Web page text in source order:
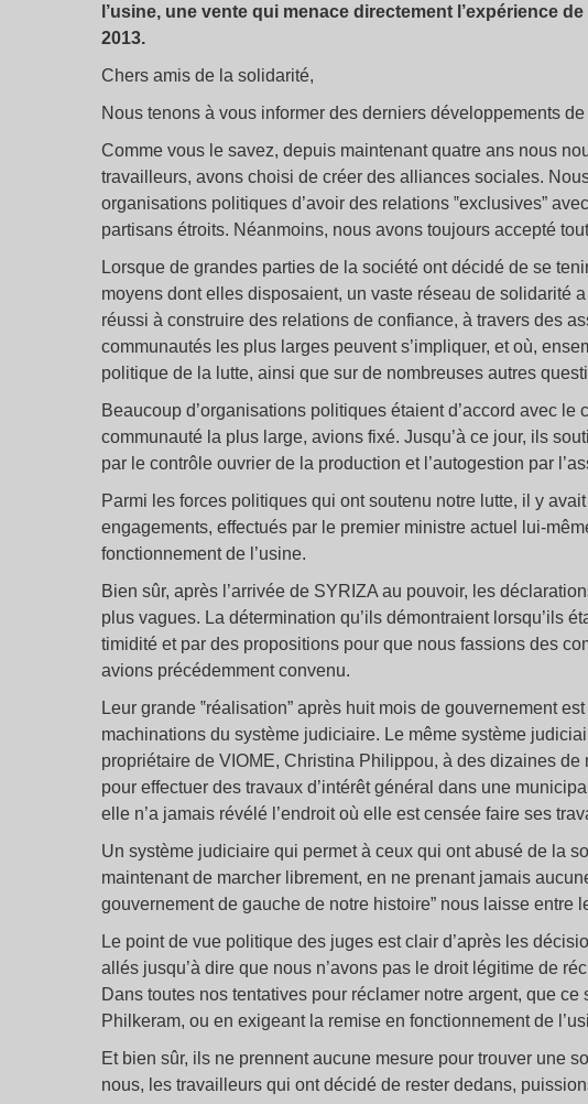
l’usine, une vente qui menace directement l’expérience
2013.
Chers amis de la solidarité,
Nous tenons à vous informer des derniers développements
Comme vous le savez, depuis maintenant quatre ans nous
travailleurs, avons choisi de créer des alliances sociales.
organisations politiques d’avoir des relations ‟exclusives”
partisans étroits. Néanmoins, nous avons toujours accepté
Lorsque de grandes parties de la société ont décidé de se
moyens dont elles disposaient, un vaste réseau de solidarité
réussi à construire des relations de confiance, à travers des
communautés les plus larges peuvent s’impliquer, et où,
politique de la lutte, ainsi que sur de nombreuses autres
Beaucoup d’organisations politiques étaient d’accord avec
communauté la plus large, avions fixé. Jusqu’à ce jour, ils
par le contrôle ouvrier de la production et l’autogestion par
Parmi les forces politiques qui ont soutenu notre lutte, il y
engagements, effectués par le premier ministre actuel lui-
fonctionnement de l’usine.
Bien sûr, après l’arrivée de SYRIZA au pouvoir, les
plus vagues. La détermination qu’ils démontraient lorsqu’ils
timidité et par des propositions pour que nous fassions des
avions précédemment convenu.
Leur grande ‟réalisation” après huit mois de gouvernement
machinations du système judiciaire. Le même système
propriétaire de VIOME, Christina Philippou, à des dizaines
pour effectuer des travaux d’intérêt général dans une
elle n’a jamais révélé l’endroit où elle est censée faire ses
Un système judiciaire qui permet à ceux qui ont abusé de la
maintenant de marcher librement, en ne prenant jamais
gouvernement de gauche de notre histoire” nous laisse entre
Le point de vue politique des juges est clair d’après les
allés jusqu’à dire que nous n’avons pas le droit légitime de
Dans toutes nos tentatives pour réclamer notre argent, que
Philkeram, ou en exigeant la remise en fonctionnement de
Et bien sûr, ils ne prennent aucune mesure pour trouver une
nous, les travailleurs qui ont décidé de rester dedans,